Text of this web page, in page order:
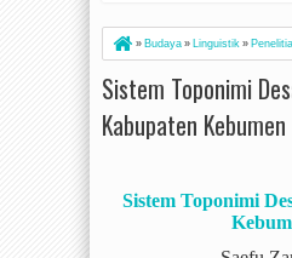
» Budaya » Linguistik »
Sistem Toponimi
Kabupaten Kebumen
Sistem Toponimi